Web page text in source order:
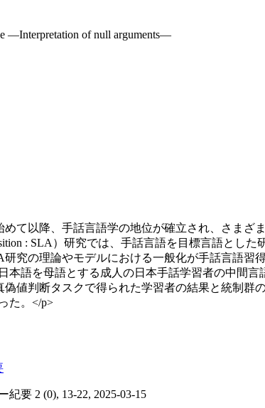
―Interpretation of null arguments―
以降、手話言語学の地位が確立され、さまざ
: SLA）研究では、手話言語を目標言語とした
研究の理論やモデルにおける一般化が手話言語
語を母語とする成人の日本手話学習者の中間
値判断タスクで得られた学習者の結果と統制
た。</p>
要 2 (0), 13-22, 2025-03-15